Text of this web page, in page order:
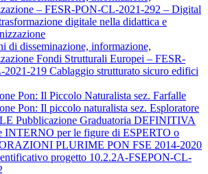
– FESR-PON-CL-2021-292 – Digital
digitale nella didattica e
di disseminazione, informazione,
Fondi Strutturali Europei – FESR-
219 Cablaggio strutturato sicuro edifici
Pon: Il Piccolo Naturalista sez. Farfalle
Pon: Il piccolo naturalista sez. Esploratore
Pubblicazione Graduatoria DEFINITIVA
INTERNO per le figure di ESPERTO o
PLURIME PON FSE 2014-2020
progetto 10.2.2A-FSEPON-CL-